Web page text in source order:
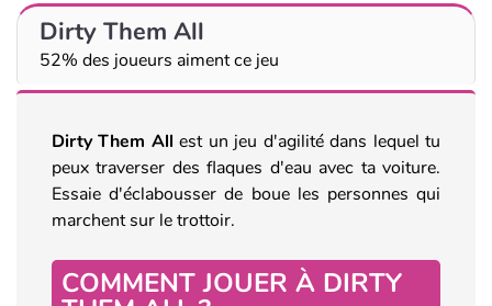
Dirty Them All
52% des joueurs aiment ce jeu
Dirty Them All est un jeu d'agilité dans lequel tu
peux traverser des flaques d'eau avec ta voiture.
Essaie d'éclabousser de boue les personnes qui
marchent sur le trottoir.
COMMENT JOUER À DIRTY